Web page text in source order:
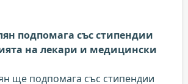
подпомага със стипендии
на лекари и медицински
ще подпомага със стипендии